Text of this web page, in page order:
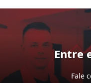
Entre
Fale